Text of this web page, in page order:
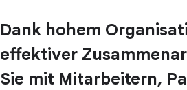
Dank hohem
effektiver
Sie mit Mitarbeitern,